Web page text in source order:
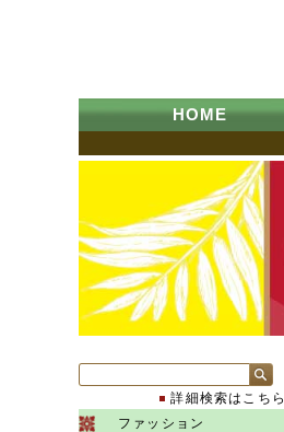
HOME
詳細検索はこちら
ファッション